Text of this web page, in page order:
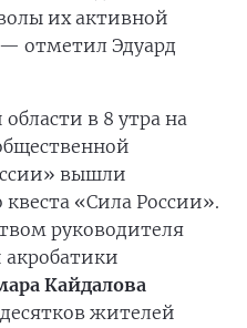
их активной
отметил Эдуард
в 8 утра на
вышли
«Сила России».
руководителя
Кайдалова
жителей